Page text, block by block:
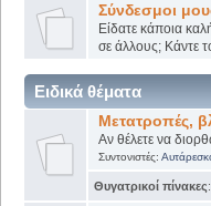
Σύνδεσμοι
Είδατε κάποια
σε άλλους; Κάντε
Ειδικά θέματα
Μετατροπές,
Αν θέλετε να
Συντονιστές:
Θυγατρικοί πίνακες: